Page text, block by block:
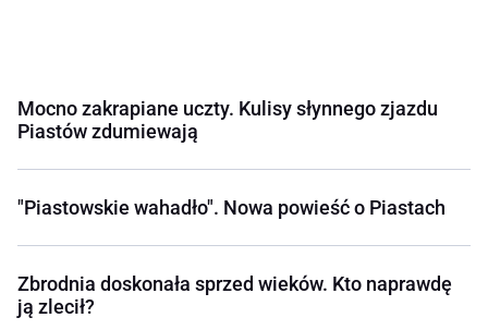
Mocno zakrapiane uczty. Kulisy słynnego zjazdu
Piastów zdumiewają
"Piastowskie wahadło". Nowa powieść o Piastach
Zbrodnia doskonała sprzed wieków. Kto naprawdę
ją zlecił?